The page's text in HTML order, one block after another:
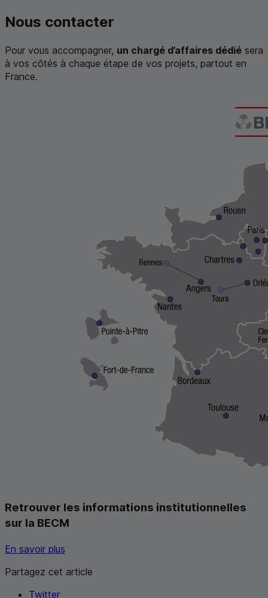
Nous contacter
Pour vous accompagner, un chargé d’affaires dédié sera
à vos côtés à chaque étape de vos projets, partout en
France.
Retrouver les informations institutionnelles
sur la BECM
En savoir plus
Partagez cet article
Twitter